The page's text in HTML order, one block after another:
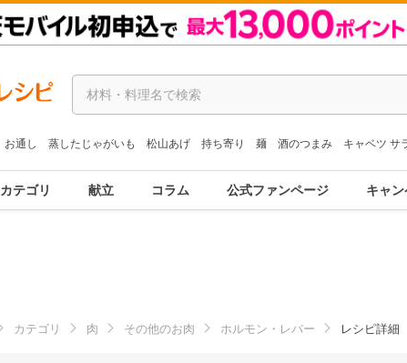
お通し 蒸したじゃがいも 松山あげ 持ち寄り 麺 酒のつまみ キャベツ サ
カテゴリ 献立 コラム 公式ファンページ キャ
カテゴリ 肉 その他のお肉 ホルモン・レバー レシピ詳細